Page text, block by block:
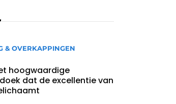
& OVERKAPPINGEN
hoogwaardige
dat de excellentie van